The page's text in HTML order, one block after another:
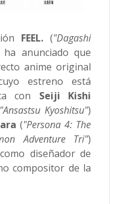
FEEL. ("Dagashi
ha anunciado que
anime original
estreno está
con Seiji Kishi
"Ansastsu Kyoshitsu")
("Persona 4: The
Adventure Tri")
diseñador de
compositor de la